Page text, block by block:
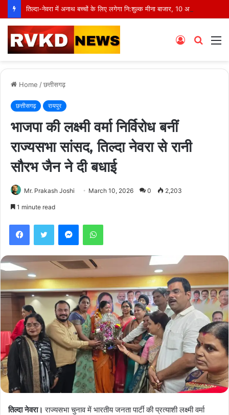
Search
Log
Home /छत्तीसगढ़
छत्तीसगढ़ रायपुर
भाजपा की लक्ष्मी वर्मा निर्विरोध बनीं
राज्यसभा सांसद, तिल्दा नेवरा से रानी
सौरभ जैन ने दी बधाई
Mr. Prakash Joshi March 10, 2026 0 2,203
1 minute read
FacebookTwitter MessengerWhatsApp
तिल्दा नेवरा। राज्यसभा चुनाव में भारतीय जनता पार्टी की प्रत्याशी लक्ष्मी वर्मा